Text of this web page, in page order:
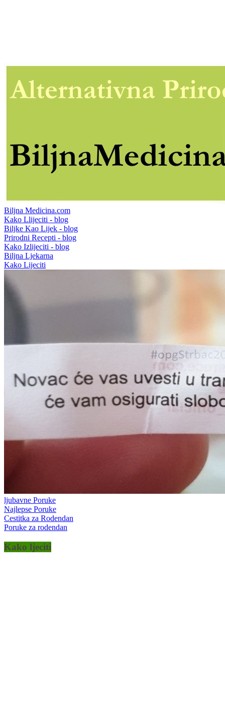
Biljna Medicina.com
Kako Llijeciti - blog
Biljke Kao Lijek - blog
Prirodni Recepti - blog
Kako Izlijeciti - blog
Biljna Ljekarna
Kako Lijeciti
ljubavne Poruke
Najlepse Poruke
Cestitka za Rodendan
Poruke za rodendan
Kako ljeciti